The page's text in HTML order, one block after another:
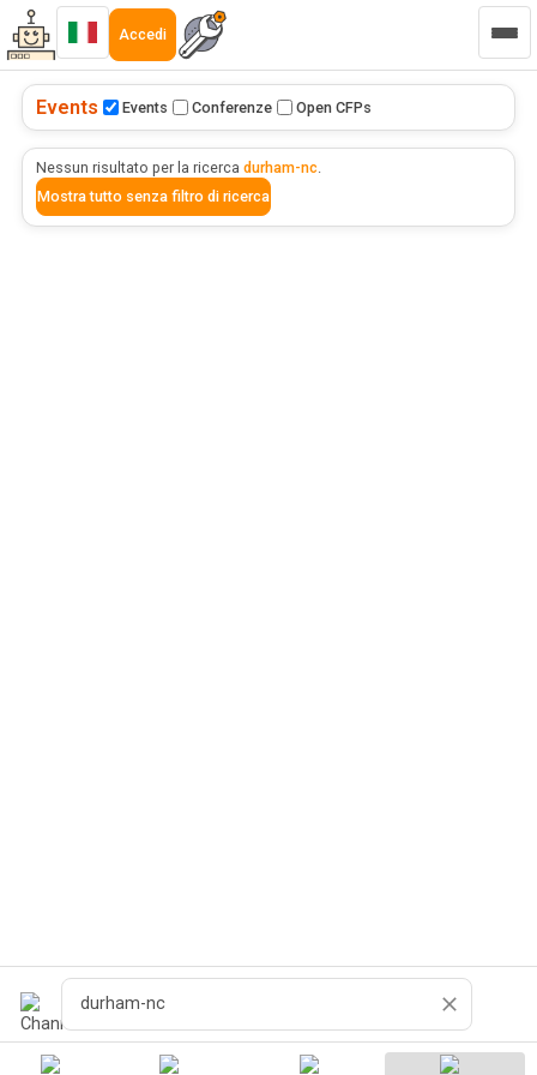
Accedi
Events Events Conferenze Open CFPs
Nessun risultato per la ricerca durham-nc.
Mostra tutto senza filtro di ricerca
Cerca